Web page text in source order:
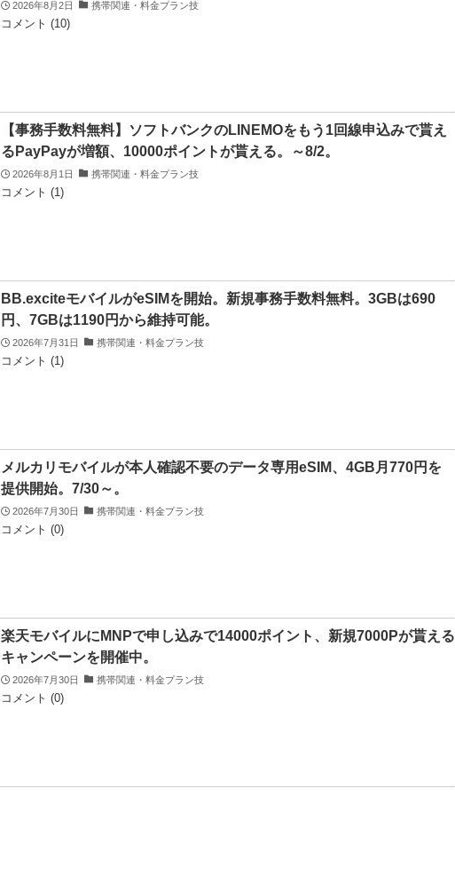
2026年8月2日 携帯関連・料金プラン技
コメント (10)
【事務手数料無料】ソフトバンクのLINEMOをもう1回線申込みで貰え
るPayPayが増額、10000ポイントが貰える。～8/2。
2026年8月1日 携帯関連・料金プラン技
コメント (1)
BB.exciteモバイルがeSIMを開始。新規事務手数料無料。3GBは690
円、7GBは1190円から維持可能。
2026年7月31日 携帯関連・料金プラン技
コメント (1)
メルカリモバイルが本人確認不要のデータ専用eSIM、4GB月770円を
提供開始。7/30～。
2026年7月30日 携帯関連・料金プラン技
コメント (0)
楽天モバイルにMNPで申し込みで14000ポイント、新規7000Pが貰える
キャンペーンを開催中。
2026年7月30日 携帯関連・料金プラン技
コメント (0)